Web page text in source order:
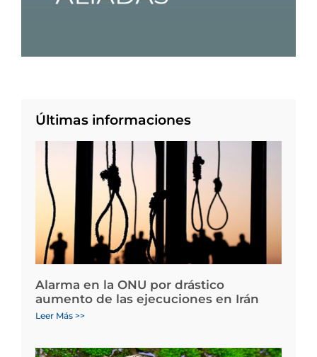
Últimas informaciones
Alarma en la ONU por drástico
aumento de las ejecuciones en Irán
Leer Más >>